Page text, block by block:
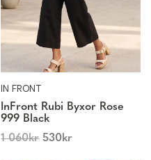
IN FRONT
InFront Rubi Byxor Rose
999 Black
1 060kr 530kr